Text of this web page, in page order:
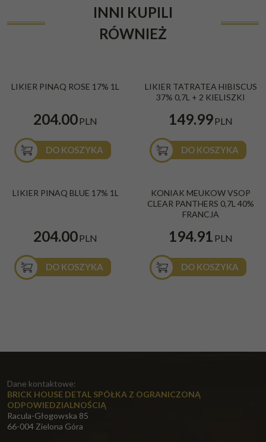
INNI KUPILI
RÓWNIEŻ
LIKIER PINAQ ROSE 17% 1L
204.00PLN
DO KOSZYKA
LIKIER TATRATEA HIBISCUS
37% 0,7L + 2 KIELISZKI
149.99PLN
DO KOSZYKA
LIKIER PINAQ BLUE 17% 1L
204.00PLN
DO KOSZYKA
KONIAK MEUKOW VSOP
CLEAR PANTHERS 0,7L 40%
FRANCJA
194.91 PLN
DO KOSZYKA
Dane kontaktowe:
BRICK HOUSE DETAL SPÓŁKA Z OGRANICZONĄ
ODPOWIEDZIALNOŚCIĄ
Racula-Głogowska 85
66-004 Zielona Góra